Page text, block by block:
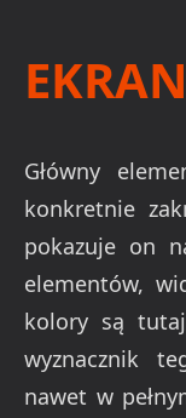
EKRAN
Główny
konkretnie
pokazuje on
elementów,
kolory są
wyznacznik
nawet w